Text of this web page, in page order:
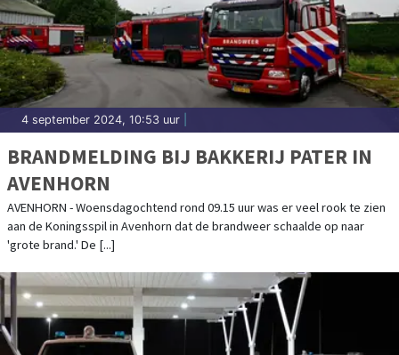
4 september 2024, 10:53 uur
BRANDMELDING BIJ BAKKERIJ PATER IN
AVENHORN
AVENHORN - Woensdagochtend rond 09.15 uur was er veel rook te zien
aan de Koningsspil in Avenhorn dat de brandweer schaalde op naar
'grote brand.' De [...]